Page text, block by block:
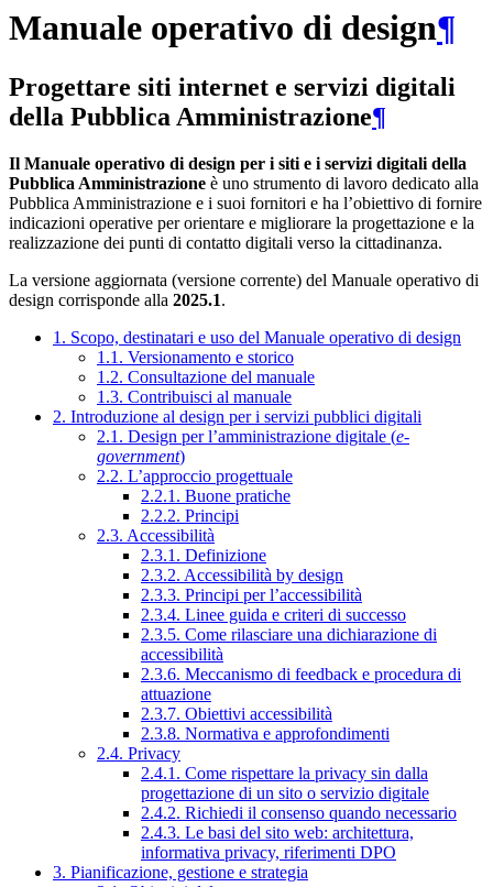
Manuale operativo di design¶
Progettare siti internet e servizi digitali
della Pubblica Amministrazione¶
Il Manuale operativo di design per i siti e i servizi digitali della
Pubblica Amministrazione è uno strumento di lavoro dedicato alla
Pubblica Amministrazione e i suoi fornitori e ha l’obiettivo di fornire
indicazioni operative per orientare e migliorare la progettazione e la
realizzazione dei punti di contatto digitali verso la cittadinanza.
La versione aggiornata (versione corrente) del Manuale operativo di
design corrisponde alla 2025.1.
1. Scopo, destinatari e uso del Manuale operativo di design
1.1. Versionamento e storico
1.2. Consultazione del manuale
1.3. Contribuisci al manuale
2. Introduzione al design per i servizi pubblici digitali
2.1. Design per l’amministrazione digitale (e-
government)
2.2. L’approccio progettuale
2.2.1. Buone pratiche
2.2.2. Principi
2.3. Accessibilità
2.3.1. Definizione
2.3.2. Accessibilità by design
2.3.3. Principi per l’accessibilità
2.3.4. Linee guida e criteri di successo
2.3.5. Come rilasciare una dichiarazione di
accessibilità
2.3.6. Meccanismo di feedback e procedura di
attuazione
2.3.7. Obiettivi accessibilità
2.3.8. Normativa e approfondimenti
2.4. Privacy
2.4.1. Come rispettare la privacy sin dalla
progettazione di un sito o servizio digitale
2.4.2. Richiedi il consenso quando necessario
2.4.3. Le basi del sito web: architettura,
informativa privacy, riferimenti DPO
3. Pianificazione, gestione e strategia